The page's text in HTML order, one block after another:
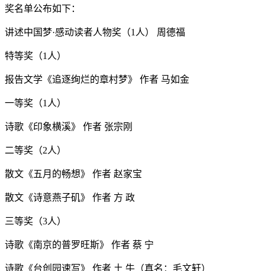
奖名单公布如下：
讲述中国梦·感动读者人物奖（1人） 周德福
特等奖（1人）
报告文学《追逐绚烂的章村梦》 作者 马如金
一等奖（1人）
诗歌《印象横溪》 作者 张宗刚
二等奖（2人）
散文《五月的畅想》 作者 赵家宝
散文《诗意燕子矶》 作者 方 政
三等奖（3人）
诗歌《南京的普罗旺斯》 作者 蔡 宁
诗歌《台创园速写》 作者 土 牛（真名：毛文轩）